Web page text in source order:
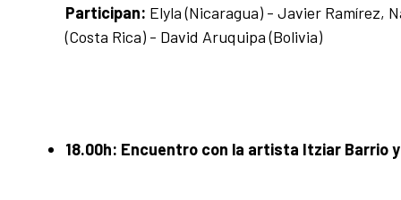
Participan: Elyla (Nicaragua) - Javier Ramírez,
(Costa Rica) - David Aruquipa (Bolivia)
18.00h: Encuentro con la artista Itziar Barrio